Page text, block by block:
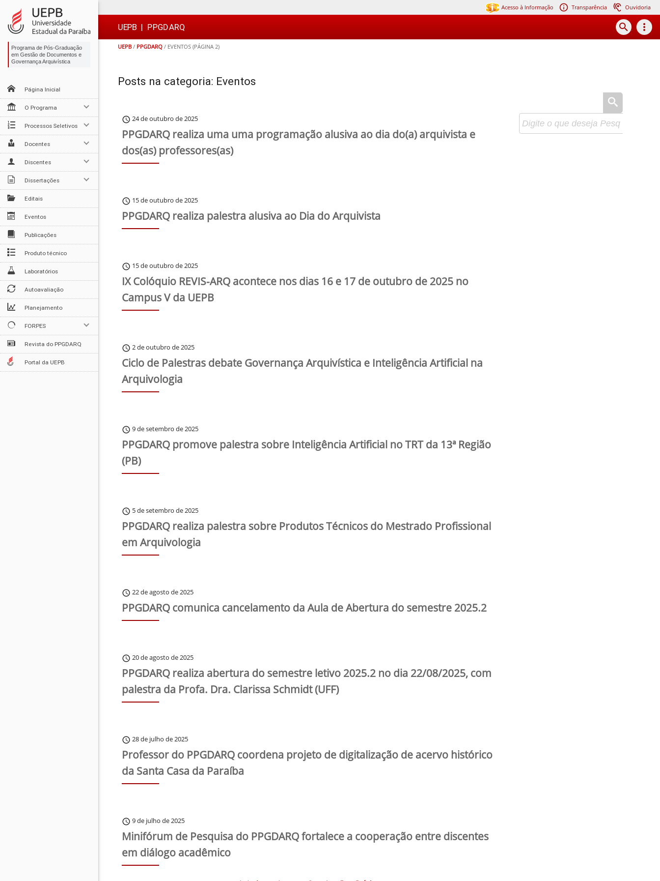
para
conteúdo
para
menu
para
busca
para
rodapé

Acesso à Informação Transparência Ouvidoria
UEPB | PPGDARQ search more_vert
UEPB / PPGDARQ / EVENTOS (PÁGINA 2)
Programa de Pós-Graduação
em Gestão de Documentos e
Governança Arquivística
Página Inicial
O Programa
Processos Seletivos
Docentes
Discentes
Dissertações
Editais
Eventos
Publicações
Produto técnico
Laboratórios
Autoavaliação
Planejamento
FORPES
Revista do PPGDARQ
Portal da UEPB
Posts na categoria: Eventos
schedule 24 de outubro de 2025
PPGDARQ realiza uma uma programação alusiva ao dia do(a) arquivista e
dos(as) professores(as)
schedule 15 de outubro de 2025
PPGDARQ realiza palestra alusiva ao Dia do Arquivista
schedule 15 de outubro de 2025
IX Colóquio REVIS-ARQ acontece nos dias 16 e 17 de outubro de 2025 no
Campus V da UEPB
schedule 2 de outubro de 2025
Ciclo de Palestras debate Governança Arquivística e Inteligência Artificial na
Arquivologia
schedule 9 de setembro de 2025
PPGDARQ promove palestra sobre Inteligência Artificial no TRT da 13ª Região
(PB)
schedule 5 de setembro de 2025
PPGDARQ realiza palestra sobre Produtos Técnicos do Mestrado Profissional
em Arquivologia
schedule 22 de agosto de 2025
PPGDARQ comunica cancelamento da Aula de Abertura do semestre 2025.2
schedule 20 de agosto de 2025
PPGDARQ realiza abertura do semestre letivo 2025.2 no dia 22/08/2025, com
palestra da Profa. Dra. Clarissa Schmidt (UFF)
schedule 28 de julho de 2025
Professor do PPGDARQ coordena projeto de digitalização de acervo histórico
da Santa Casa da Paraíba
schedule 9 de julho de 2025
Minifórum de Pesquisa do PPGDARQ fortalece a cooperação entre discentes
em diálogo acadêmico